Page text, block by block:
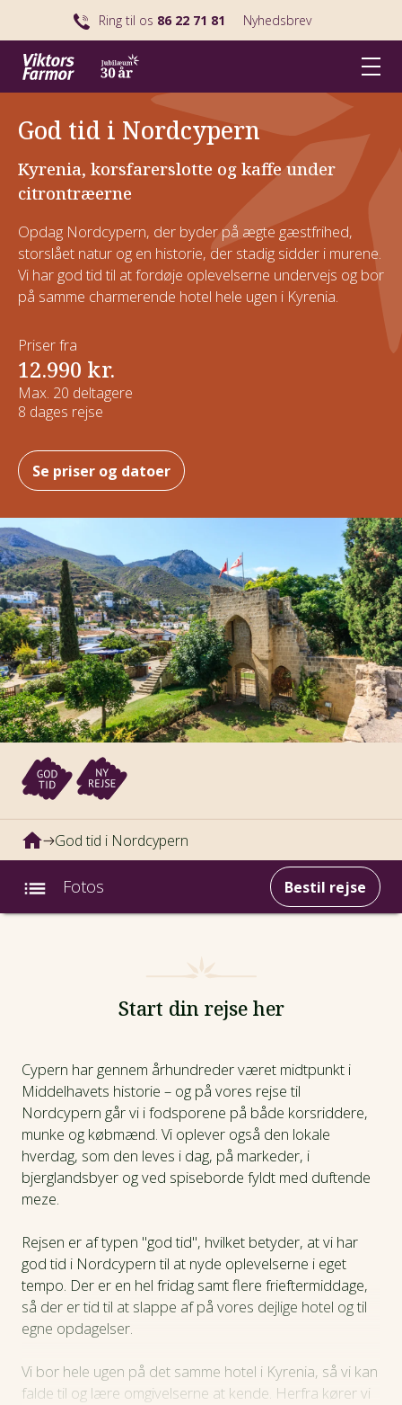
Ring til os 86 22 71 81 Nyhedsbrev
God tid i Nordcypern
Kyrenia, korsfarerslotte og kaffe under
citrontræerne
Opdag Nordcypern, der byder på ægte gæstfrihed,
storslået natur og en historie, der stadig sidder i murene.
Vi har god tid til at fordøje oplevelserne undervejs og bor
på samme charmerende hotel hele ugen i Kyrenia.
Priser fra
12.990 kr.
Max. 20 deltagere
8 dages rejse
Se priser og datoer
God tid i Nordcypern
Fotos Bestil rejse
Afrejsedatoer
Prisinfo
Dagsprogram
Hotel
Praktiske oplysninger
Start din rejse her
Cypern har gennem århundreder været midtpunkt i
Middelhavets historie – og på vores rejse til
Nordcypern går vi i fodsporene på både korsriddere,
munke og købmænd. Vi oplever også den lokale
hverdag, som den leves i dag, på markeder, i
bjerglandsbyer og ved spiseborde fyldt med duftende
meze.
Rejsen er af typen "god tid", hvilket betyder, at vi har
god tid i Nordcypern til at nyde oplevelserne i eget
tempo. Der er en hel fridag samt flere frieftermiddage,
så der er tid til at slappe af på vores dejlige hotel og til
egne opdagelser.
Vi bor hele ugen på det samme hotel i Kyrenia, så vi kan
falde til og lære omgivelserne at kende. Herfra kører vi